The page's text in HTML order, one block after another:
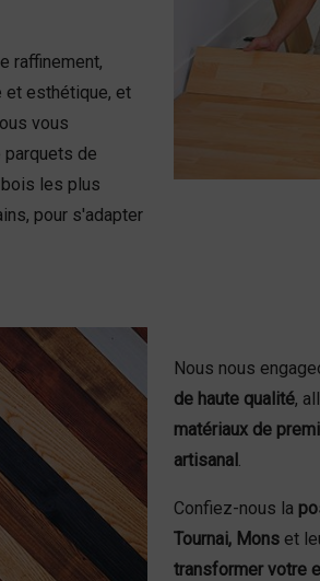
raffinement,
et esthétique, et
vous
parquets de
les plus
pour s'adapter
Nous nous
de haute qualité,
matériaux de
artisanal
Confiez-nous la
Tournai, Mons et
transformer votre